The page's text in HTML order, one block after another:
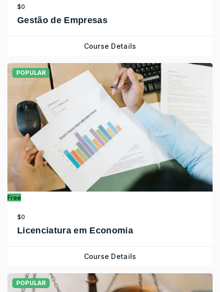
$0
Gestão de Empresas
Course Details
Free
POPULAR
$0
Licenciatura em Economia
Course Details
POPULAR